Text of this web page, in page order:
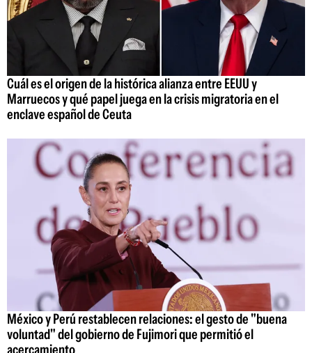
Cuál es el origen de la histórica alianza entre EEUU y
Marruecos y qué papel juega en la crisis migratoria en el
enclave español de Ceuta
México y Perú restablecen relaciones: el gesto de "buena
voluntad" del gobierno de Fujimori que permitió el
acercamiento